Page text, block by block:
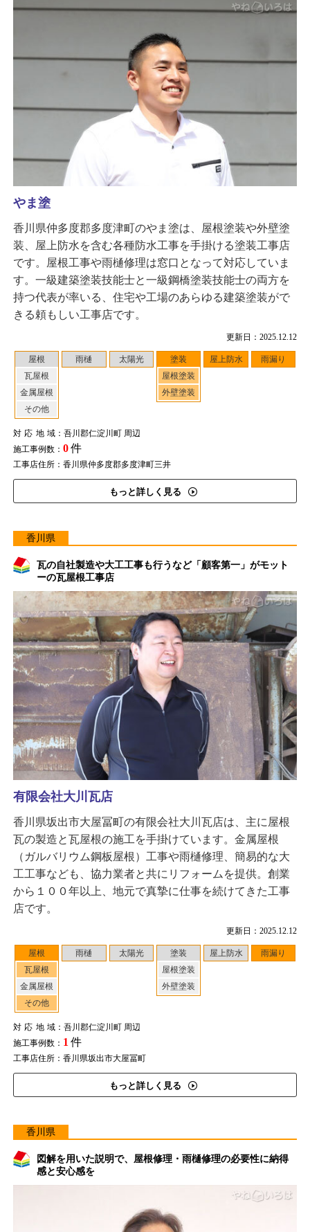
更新日：2025.12.12
屋根
瓦屋根
金属屋根
その他
雨樋 太陽光
塗装
屋根塗装
外壁塗装
屋上防水 雨漏り
対応地域：吾川郡仁淀川町 周辺
施工事例数： 0件
工事店住所：香川県仲多度郡多度津町三井
もっと詳しく見る
やま塗
香川県仲多度郡多度津町のやま塗は、屋根塗装や外壁塗
装、屋上防水を含む各種防水工事を手掛ける塗装工事店
です。屋根工事や雨樋修理は窓口となって対応していま
す。一級建築塗装技能士と一級鋼橋塗装技能士の両方を
持つ代表が率いる、住宅や工場のあらゆる建築塗装がで
きる頼もしい工事店です。
香川県
瓦の自社製造や大工工事も行うなど「顧客第一」がモット
ーの瓦屋根工事店
更新日：2025.12.12
屋根
瓦屋根
金属屋根
その他
雨樋 太陽光
塗装
屋根塗装
外壁塗装
屋上防水 雨漏り
対応地域：吾川郡仁淀川町 周辺
施工事例数： 1 件
工事店住所：香川県坂出市大屋冨町
もっと詳しく見る
有限会社大川瓦店
香川県坂出市大屋冨町の有限会社大川瓦店は、主に屋根
瓦の製造と瓦屋根の施工を手掛けています。金属屋根
（ガルバリウム鋼板屋根）工事や雨樋修理、簡易的な大
工工事なども、協力業者と共にリフォームを提供。創業
から１００年以上、地元で真摯に仕事を続けてきた工事
店です。
香川県
図解を用いた説明で、屋根修理・雨樋修理の必要性に納得
感と安心感を